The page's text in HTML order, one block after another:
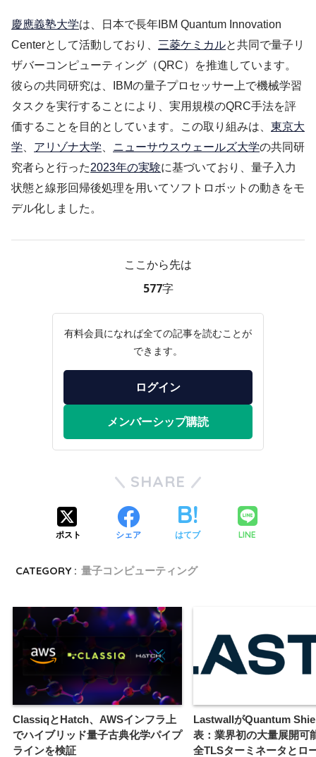
慶應義塾大学は、日本で長年IBM Quantum Innovation
Centerとして活動しており、 三菱ケミカルと共同で量子リ
ザバーコンピューティング（QRC）を推進しています。
彼らの共同研究は、IBMの量子プロセッサー上で機械学習
タスクを実行することにより、実用規模のQRC手法を評
価することを目的としています。この取り組みは、 東京大
学
アリゾナ大学 ニューサウスウェールズ大学の共同研
究者らと行った2023年の実験に基づいており、量子入力
状態と線形回帰後処理を用いてソフトロボットの動きをモ
デル化しました。
ここから先は
577字
有料会員になれば全ての記事を読むことが
できます。
ログイン
メンバーシップ購読
SHARE
ポスト シェア はてブ LINE
CATEGORY : 量子コンピューティング
ClassiqとHatch、AWSインフラ上
でハイブリッド量子古典化学パイプ
ラインを検証
LastwallがQuantum
表：業界初の大量展開可
全TLSターミネータとロ